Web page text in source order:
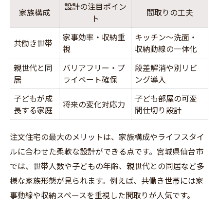
家族構成
設計の注目ポイン
ト
間取りの工夫
共働き世帯
家事効率・収納重
視
キッチン〜洗面・
収納動線の一体化
親世代と同
居
バリアフリー・プ
ライベート確保
段差解消や別リビ
ング導入
子どもが成
長する家庭
将来の変化対応力
子ども部屋の可変
間仕切り設計
注文住宅の最大のメリットは、家族構成やライフスタイ
ルに合わせた柔軟な設計ができる点です。宮城県仙台市
では、世帯人数や子どもの年齢、親世代との同居など多
様な家族形態が見られます。例えば、共働き世帯には家
事動線や収納スペースを重視した間取りが人気です。